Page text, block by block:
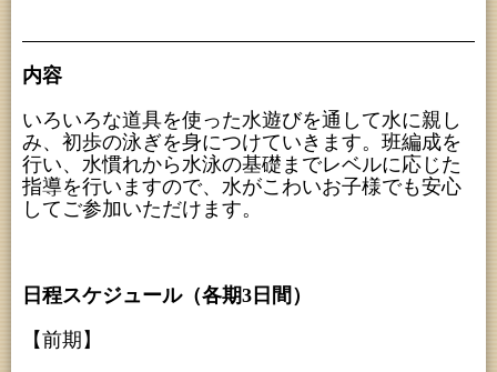
内容
いろいろな道具を使った水遊びを通して水に親し
み、初歩の泳ぎを身につけていきます。班編成を
行い、水慣れから水泳の基礎までレベルに応じた
指導を行いますので、水がこわいお子様でも安心
してご参加いただけます。
日程スケジュール（各期3日間）
【前期】